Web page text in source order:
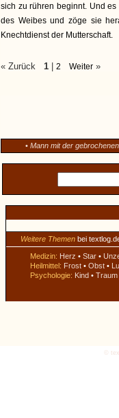
sich zu rühren beginnt. Und
des Weibes und zöge sie
Knechtdienst der Mutterschaft.
« Zurück 1 2 Weiter »
• Mann mit der
Weitere Themen bei
Medizin: Herz • Star •
Heilmittel: Frost • Obst •
Psychologie: Kind • Traum
©